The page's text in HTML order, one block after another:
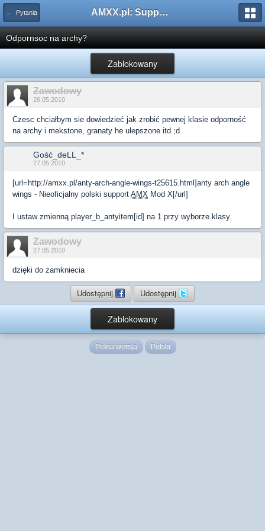
← Pytania AMXX.pl: Support AMX Mod X i SourceMod
Odpornsoc na archy?
Zablokowany
Zawodowy
26.05.2010
Czesc chciałbym sie dowiedzieć jak zrobić pewnej klasie odporność
na archy i mekstone, granaty he ulepszone itd ;d
Gość_deLL_*
27.05.2010
[url=http://amxx.pl/anty-arch-angle-wings-t25615.html]anty arch angle
wings - Nieoficjalny polski support AMX Mod X[/url]
I ustaw zmienną player_b_antyitem[id] na 1 przy wyborze klasy.
Zawodowy
27.05.2010
dzięki do zamkniecia
Udostępnij Udostępnij
Zablokowany
Pełna wersja Polski